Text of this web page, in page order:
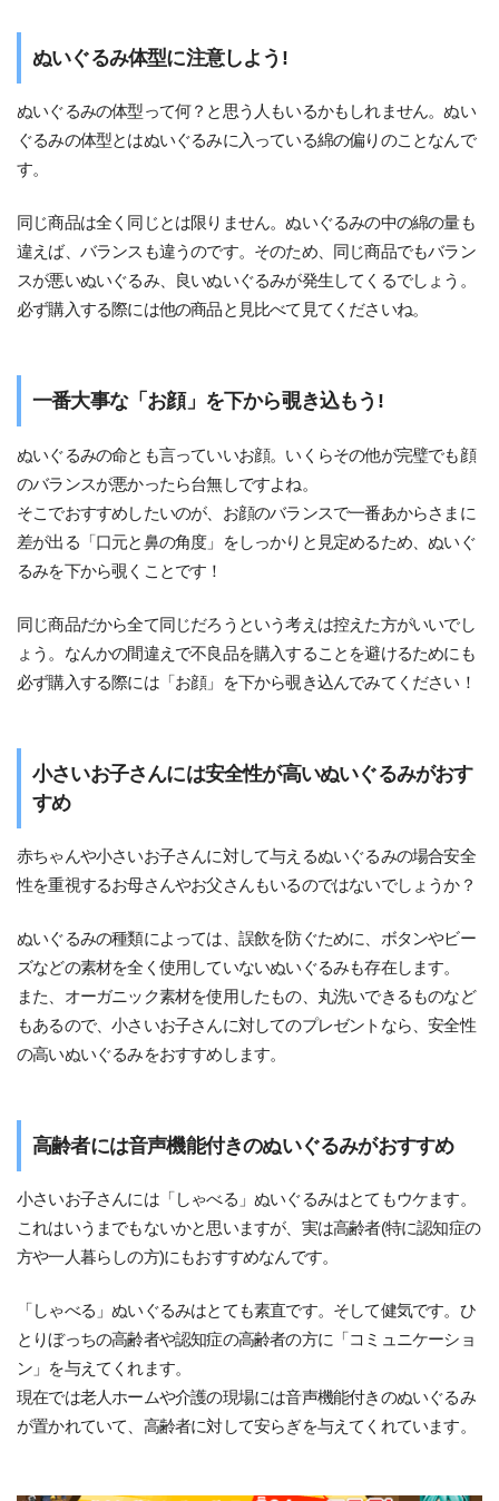
ぬいぐるみ体型に注意しよう!
ぬいぐるみの体型って何？と思う人もいるかもしれません。ぬい
ぐるみの体型とはぬいぐるみに入っている綿の偏りのことなんで
す。
同じ商品は全く同じとは限りません。ぬいぐるみの中の綿の量も
違えば、バランスも違うのです。そのため、同じ商品でもバラン
スが悪いぬいぐるみ、良いぬいぐるみが発生してくるでしょう。
必ず購入する際には他の商品と見比べて見てくださいね。
一番大事な「お顔」を下から覗き込もう!
ぬいぐるみの命とも言っていいお顔。いくらその他が完璧でも顔
のバランスが悪かったら台無しですよね。
そこでおすすめしたいのが、お顔のバランスで一番あからさまに
差が出る「口元と鼻の角度」をしっかりと見定めるため、ぬいぐ
るみを下から覗くことです！
同じ商品だから全て同じだろうという考えは控えた方がいいでし
ょう。なんかの間違えで不良品を購入することを避けるためにも
必ず購入する際には「お顔」を下から覗き込んでみてください！
小さいお子さんには安全性が高いぬいぐるみがおす
すめ
赤ちゃんや小さいお子さんに対して与えるぬいぐるみの場合安全
性を重視するお母さんやお父さんもいるのではないでしょうか？
ぬいぐるみの種類によっては、誤飲を防ぐために、ボタンやビー
ズなどの素材を全く使用していないぬいぐるみも存在します。
また、オーガニック素材を使用したもの、丸洗いできるものなど
もあるので、小さいお子さんに対してのプレゼントなら、安全性
の高いぬいぐるみをおすすめします。
高齢者には音声機能付きのぬいぐるみがおすすめ
小さいお子さんには「しゃべる」ぬいぐるみはとてもウケます。
これはいうまでもないかと思いますが、実は高齢者(特に認知症の
方や一人暮らしの方)にもおすすめなんです。
「しゃべる」ぬいぐるみはとても素直です。そして健気です。ひ
とりぼっちの高齢者や認知症の高齢者の方に「コミュニケーショ
ン」を与えてくれます。
現在では老人ホームや介護の現場には音声機能付きのぬいぐるみ
が置かれていて、高齢者に対して安らぎを与えてくれています。